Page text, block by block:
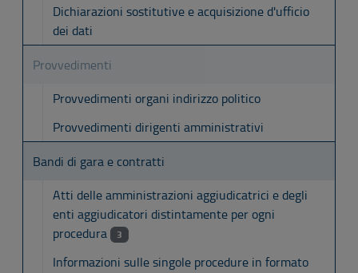
Dichiarazioni sostitutive e acquisizione d'ufficio
dei dati
Provvedimenti
Provvedimenti organi indirizzo politico
Provvedimenti dirigenti amministrativi
Bandi di gara e contratti
Atti delle amministrazioni aggiudicatrici e degli
enti aggiudicatori distintamente per ogni
procedura
3
Informazioni sulle singole procedure in formato